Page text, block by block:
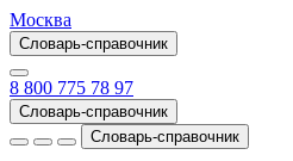
Москва
Словарь-справочник
8 800 775 78 97
Словарь-справочник
Словарь-справочник